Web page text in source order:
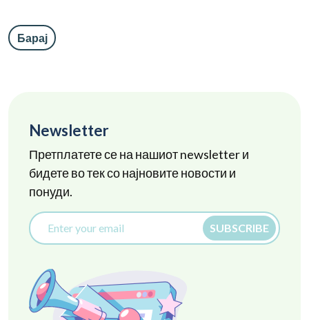
Барај
Newsletter
Претплатете се на нашиот newsletter и
бидете во тек со најновите новости и
понуди.
SUBSCRIBE